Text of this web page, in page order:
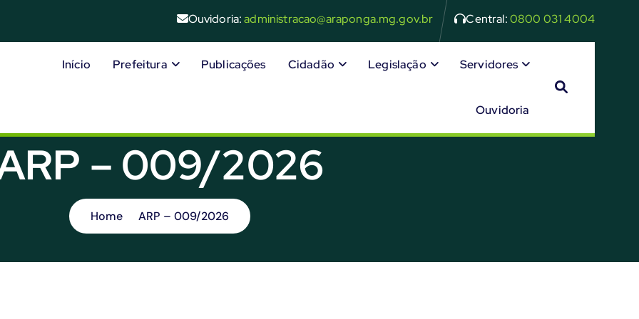
Ouvidoria: administracao@araponga.mg.gov.br Central:0800 031 4004
Início Prefeitura Publicações Cidadão Legislação Servidores
Ouvidoria
– 009/2026
Home ARP – 009/2026